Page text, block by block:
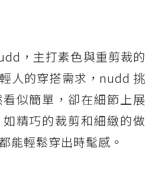
，主打素色與重剪裁的
人的穿搭需求，nudd 挑
似簡單，卻在細節上展
精巧的裁剪和細緻的做
能輕鬆穿出時髦感。